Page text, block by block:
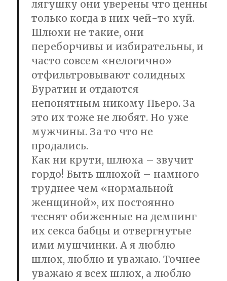
лягушку они уверены что ценны
только когда в них чей-то хуй.
Шлюхи не такие, они
переборчивы и избирательны, и
часто совсем «нелогично»
отфильтровывают солидных
Буратин и отдаются
непонятным никому Пьеро. За
это их тоже не любят. Но уже
мужчины. За то что не
продались.
Как ни крути, шлюха – звучит
гордо! Быть шлюхой – намного
труднее чем «нормальной
женщиной», их постоянно
теснят обиженные на демпинг
их секса бабцы и отвергнутые
ими мушчинки. А я люблю
шлюх, люблю и уважаю. Точнее
уважаю я всех шлюх, а люблю